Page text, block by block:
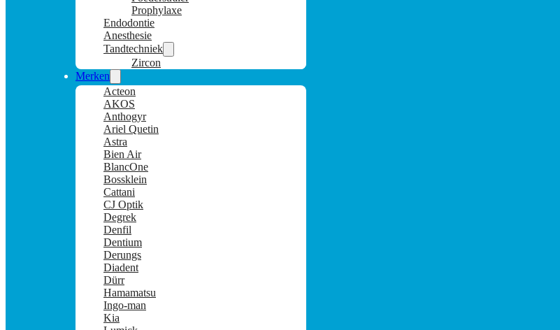
Prophylaxe
Endodontie
Anesthesie
Tandtechniek
Zircon
Merken
Acteon
AKOS
Anthogyr
Ariel Quetin
Astra
Bien Air
BlancOne
Bossklein
Cattani
CJ Optik
Degrek
Denfil
Dentium
Derungs
Diadent
Dürr
Hamamatsu
Ingo-man
Kia